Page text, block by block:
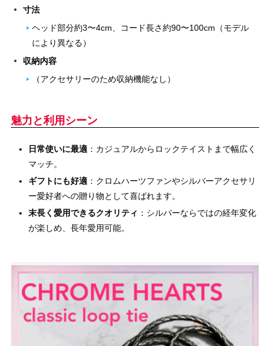
寸法
ヘッド部分約3〜4cm、コード長さ約90〜100cm（モデル
により異なる）
収納内容
（アクセサリーのため収納機能なし）
魅力と利用シーン
日常使いに最適 ：カジュアルからロックテイストまで幅広く
マッチ。
ギフトにも好適 ：クロムハーツファンやシルバーアクセサリ
ー愛好者への贈り物として喜ばれます。
末長く愛用できるクオリティ ：シルバーならではの経年変化
が楽しめ、長年愛用可能。